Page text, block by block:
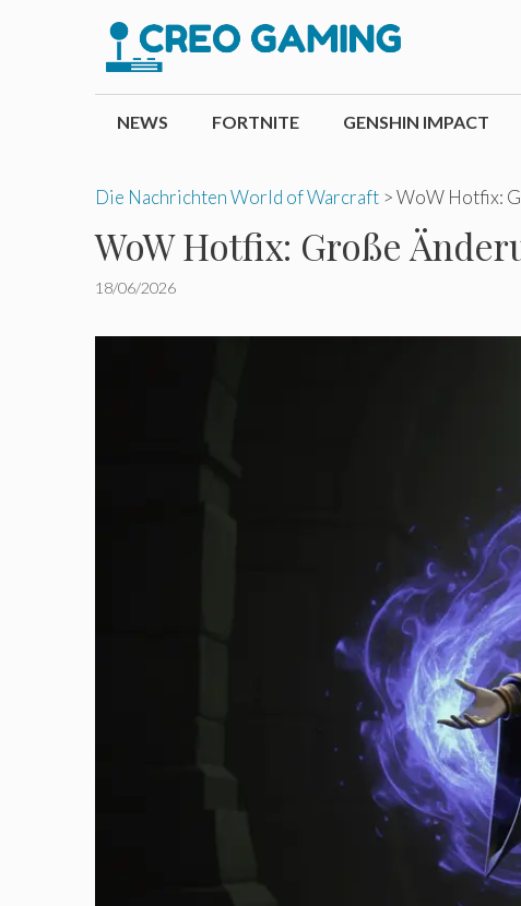
NEWS FORTNITE GENSHIN IMPACT
Die Nachrichten World of Warcraft >WoW Hotfix:
WoW Hotfix: Große
18/06/2026